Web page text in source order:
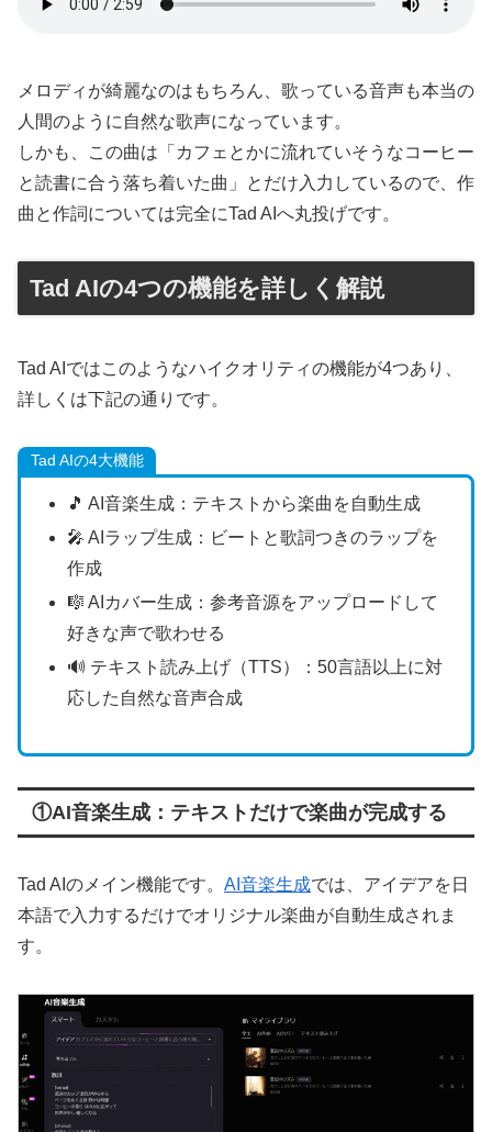
メロディが綺麗なのはもちろん、歌っている音声も本当の
人間のように自然な歌声になっています。
しかも、この曲は「カフェとかに流れていそうなコーヒー
と読書に合う落ち着いた曲」とだけ入力しているので、作
曲と作詞については完全にTad AIへ丸投げです。
Tad AIの4つの機能を詳しく解説
Tad AIではこのようなハイクオリティの機能が4つあり、
詳しくは下記の通りです。
Tad AIの4大機能
🎵 AI音楽生成：テキストから楽曲を自動生成
🎤 AIラップ生成：ビートと歌詞つきのラップを
作成
🎼 AIカバー生成：参考音源をアップロードして
好きな声で歌わせる
🔊 テキスト読み上げ（TTS）：50言語以上に対
応した自然な音声合成
①AI音楽生成：テキストだけで楽曲が完成する
Tad AIのメイン機能です。 AI音楽生成では、アイデアを日
本語で入力するだけでオリジナル楽曲が自動生成されま
す。